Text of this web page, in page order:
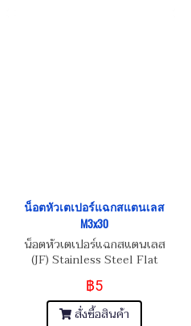
น็อตหัวเตเปอร์แฉกสแตนเลส
M3x30
น็อตหัวเตเปอร์แฉกสแตนเลส
(JF) Stainless Steel Flat
Phillip Taper Head Screw
M3x0.5x30
฿5
สั่งซื้อสินค้า